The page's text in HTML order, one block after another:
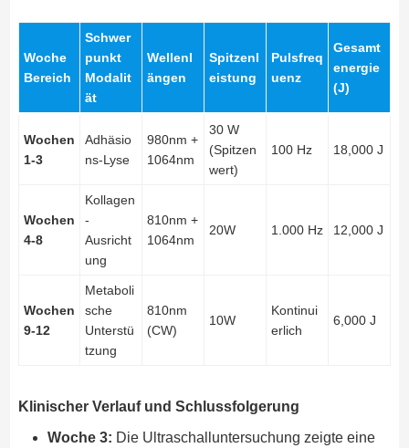
Woche
Bereich
Schwer
punkt
Modalit
ät
Wellenl
ängen
Spitzenl
eistung
Pulsfreq
uenz
Gesamt
energie
(J)
Wochen
1-3
Adhäsio
ns-Lyse
980nm +
1064nm
30 W
(Spitzen
wert)
100 Hz 18,000 J
Wochen
4-8
Kollagen
-
Ausricht
ung
810nm +
1064nm
20W 1.000 Hz 12,000 J
Wochen
9-12
Metaboli
sche
Unterstü
tzung
810nm
(CW)
10W
Kontinui
erlich
6,000 J
Klinischer Verlauf und Schlussfolgerung
Woche 3: Die Ultraschalluntersuchung zeigte eine